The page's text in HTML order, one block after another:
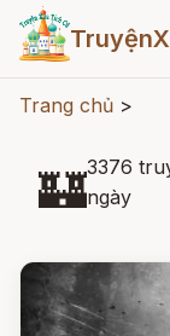
Trang chủ >
🏰3376
ngày